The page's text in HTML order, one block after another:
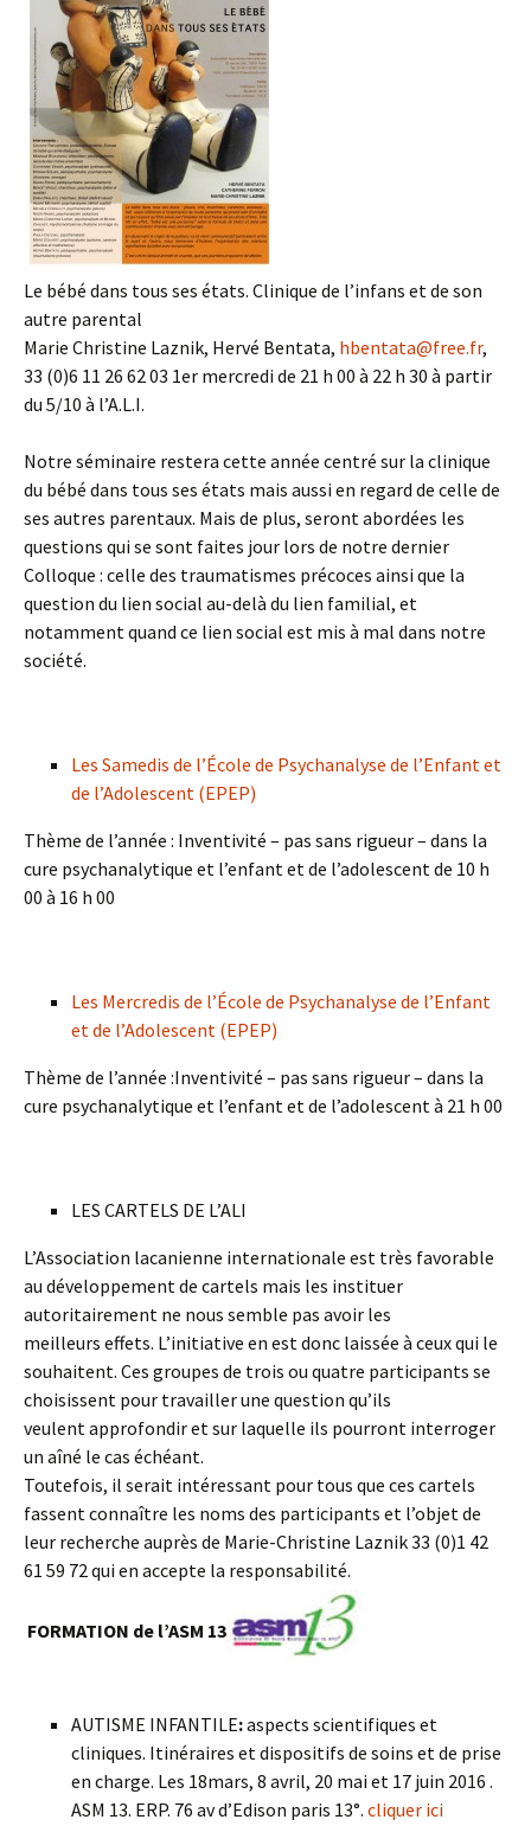
Le bébé dans tous ses états. Clinique de l’infans et de son
autre parental
Marie Christine Laznik, Hervé Bentata, hbentata@free.fr,
33 (0)6 11 26 62 03 1er mercredi de 21 h 00 à 22 h 30 à partir
du 5/10 à l’A.L.I.
Notre séminaire restera cette année centré sur la clinique
du bébé dans tous ses états mais aussi en regard de celle de
ses autres parentaux. Mais de plus, seront abordées les
questions qui se sont faites jour lors de notre dernier
Colloque : celle des traumatismes précoces ainsi que la
question du lien social au-delà du lien familial, et
notamment quand ce lien social est mis à mal dans notre
société.
Les Samedis de l’École de Psychanalyse de l’Enfant et
de l’Adolescent (EPEP)
Thème de l’année : Inventivité – pas sans rigueur – dans la
cure psychanalytique et l’enfant et de l’adolescent de 10 h
00 à 16 h 00
Les Mercredis de l’École de Psychanalyse de l’Enfant
et de l’Adolescent (EPEP)
Thème de l’année :Inventivité – pas sans rigueur – dans la
cure psychanalytique et l’enfant et de l’adolescent à 21 h 00
LES CARTELS DE L’ALI
L’Association lacanienne internationale est très favorable
au développement de cartels mais les instituer
autoritairement ne nous semble pas avoir les
meilleurs effets. L’initiative en est donc laissée à ceux qui le
souhaitent. Ces groupes de trois ou quatre participants se
choisissent pour travailler une question qu’ils
veulent approfondir et sur laquelle ils pourront interroger
un aîné le cas échéant.
Toutefois, il serait intéressant pour tous que ces cartels
fassent connaître les noms des participants et l’objet de
leur recherche auprès de Marie-Christine Laznik 33 (0)1 42
61 59 72 qui en accepte la responsabilité.
FORMATION de l’ASM 13
AUTISME INFANTILE:aspects scientifiques et
cliniques. Itinéraires et dispositifs de soins et de prise
en charge. Les 18mars, 8 avril, 20 mai et 17 juin 2016 .
ASM 13. ERP. 76 av d’Edison paris 13°. cliquer ici